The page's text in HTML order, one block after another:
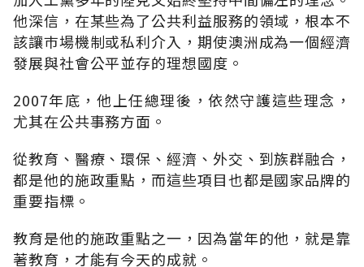
他深信，在某些為了公共利益服務的領域，根本不
該讓巿場機制或私利介入，期使澳洲成為一個經濟
發展與社會公平並存的理想國度。
2007年底，他上任總理後，依然守護這些理念，
尤其在公共事務方面。
從教育、醫療、環保、經濟、外交、到族群融合，
都是他的施政重點，而這些項目也都是國家品牌的
重要指標。
教育是他的施政重點之一，因為當年的他，就是靠
著教育，才能有今天的成就。